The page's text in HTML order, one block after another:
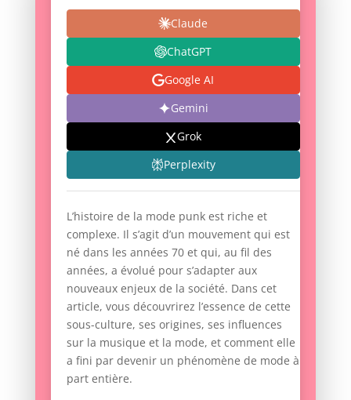
Claude
ChatGPT
Google AI
Gemini
Grok
Perplexity
L’histoire de la mode punk est riche et
complexe. Il s’agit d’un mouvement qui est
né dans les années 70 et qui, au fil des
années, a évolué pour s’adapter aux
nouveaux enjeux de la société. Dans cet
article, vous découvrirez l’essence de cette
sous-culture, ses origines, ses influences
sur la musique et la mode, et comment elle
a fini par devenir un phénomène de mode à
part entière.